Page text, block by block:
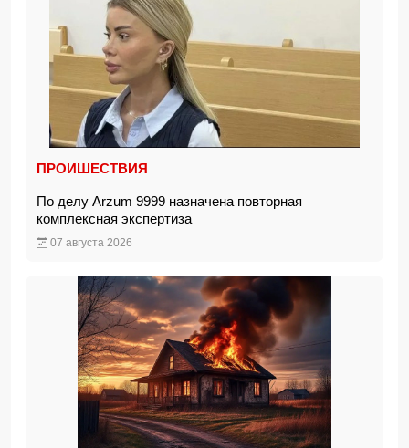
ПРОИШЕСТВИЯ
По делу Arzum 9999 назначена повторная
комплексная экспертиза
07 августа 2026